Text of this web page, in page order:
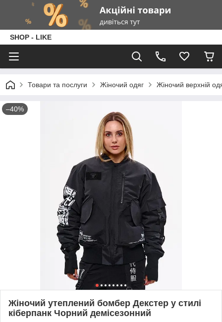
SHOP - LIKE
Товари та послуги Жіночий одяг Жіночий верхній
–40%
Жіночий утеплений бомбер Декстер у стилі
кіберпанк Чорний демісезонний